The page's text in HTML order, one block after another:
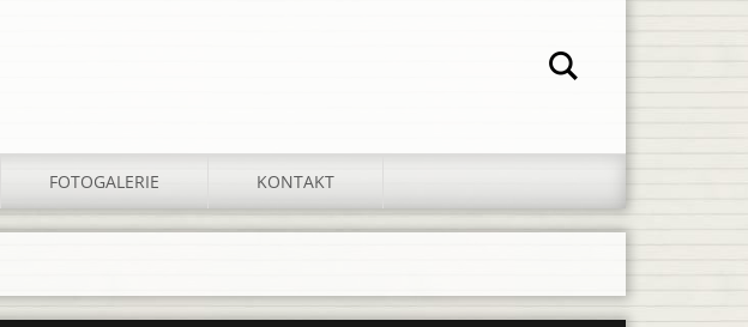
FOTOGALERIE KONTAKT